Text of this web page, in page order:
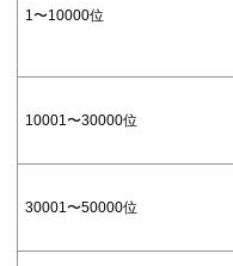
1〜10000位
10001〜30000位
30001〜50000位